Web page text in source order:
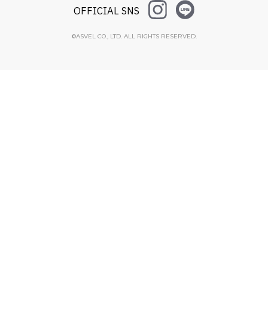
OFFICIAL SNS
©ASVEL CO., LTD. ALL RIGHTS RESERVED.